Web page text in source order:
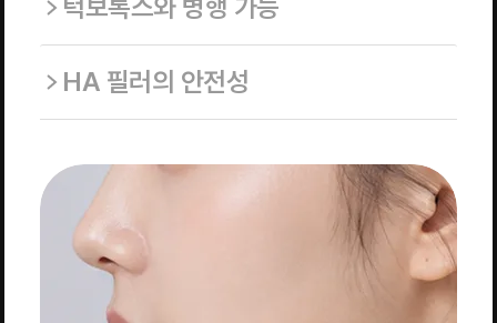
턱보톡스와 병행 가능
HA 필러의 안전성